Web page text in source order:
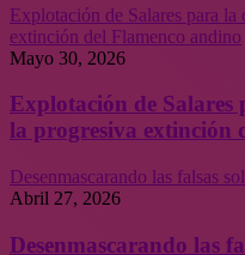
Explotación de Salares para
extinción del Flamenco andino
Mayo 30, 2026
Explotación de
la progresiva extinción
Desenmascarando las falsas
Abril 27, 2026
Desenmascarando las